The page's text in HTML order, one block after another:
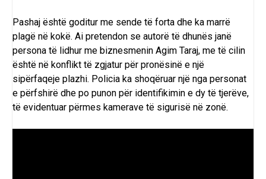
Pashaj është goditur me sende të forta dhe ka marrë
plagë në kokë. Ai pretendon se autorë të dhunës janë
persona të lidhur me biznesmenin Agim Taraj, me të cilin
është në konflikt të zgjatur për pronësinë e një
sipërfaqeje plazhi. Policia ka shoqëruar një nga personat
e përfshirë dhe po punon për identifikimin e dy të tjerëve,
të evidentuar përmes kamerave të sigurisë në zonë.